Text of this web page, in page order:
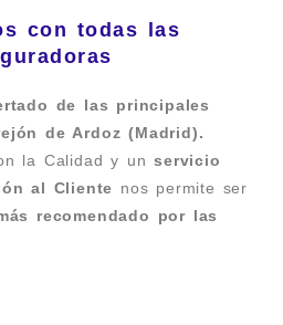
con todas las
de las principales
de Ardoz (Madrid).
la Calidad y un servicio
al Cliente nos permite ser
recomendado por las